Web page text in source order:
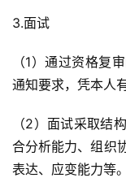
3.面试
（1）通过资格复
通知要求，凭本人
（2）面试采取结
合分析能力、组织
表达、应变能力等。